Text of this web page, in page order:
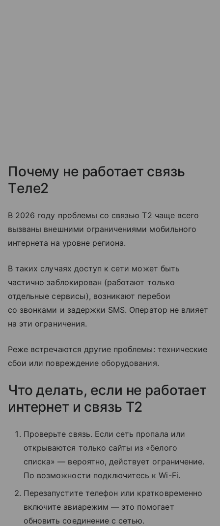
Почему не работает связь
Tеле2
В 2026 году проблемы со связью T2 чаще всего
вызваны внешними ограничениями мобильного
интернета на уровне региона.
В таких случаях доступ к сети может быть
частично заблокирован (работают только
отдельные сервисы), возникают перебои
со звонками и задержки SMS. Оператор не влияет
на эти ограничения.
Реже встречаются другие проблемы: технические
сбои или повреждение оборудования.
Что делать, если не работает
интернет и связь T2
Проверьте связь. Если сеть пропала или
открываются только сайты из «белого
списка» — вероятно, действует ограничение.
По возможности подключитесь к Wi-Fi.
Перезапустите телефон или кратковременно
включите авиарежим — это помогает
обновить соединение с сетью.